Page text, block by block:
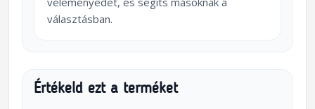
választásban.
Értékeld ezt a terméket